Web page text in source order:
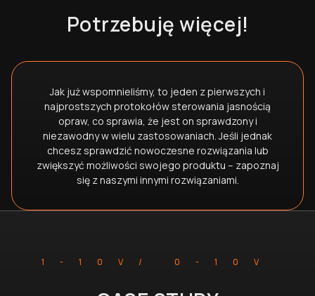
Potrzebuję więcej!
Jak już wspomnieliśmy, to jeden z pierwszych i
najprostszych protokołów sterowania jasnością
opraw, co sprawia, że jest on sprawdzony i
niezawodny w wielu zastosowaniach. Jeśli jednak
chcesz sprawdzić nowoczesne rozwiązania lub
zwiększyć możliwości swojego produktu – zapoznaj
się z naszymi innymi rozwiązaniami.
1-10V/ 0-10V